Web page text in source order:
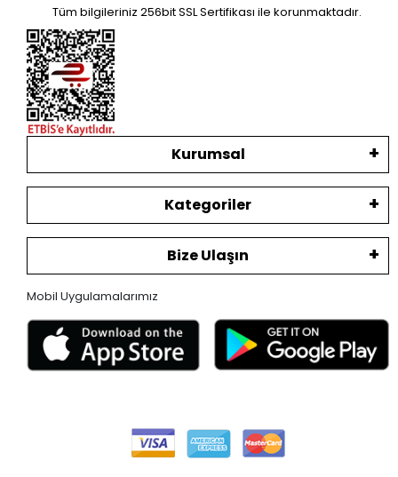
Tüm bilgileriniz 256bit SSL Sertifikası ile korunmaktadır.
Kurumsal
Kategoriler
Bize Ulaşın
Mobil Uygulamalarımız